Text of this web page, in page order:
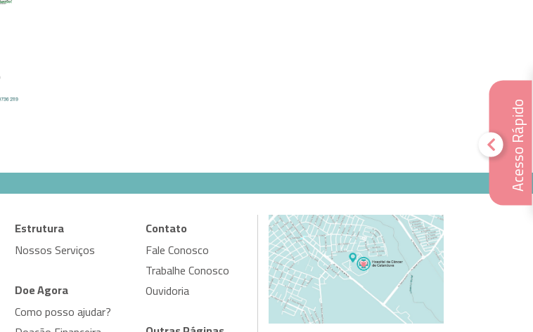
Estrutura
Nossos Serviços
Doe Agora
Como posso ajudar?
Contato
Fale Conosco
Trabalhe Conosco
Ouvidoria
Acesso Rápido